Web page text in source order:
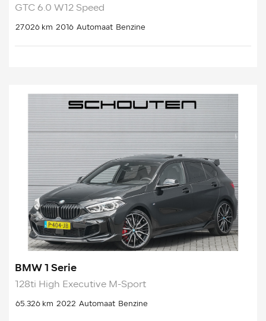
GTC 6.0 W12 Speed
27.026 km 2016 Automaat Benzine
BMW 1 Serie
128ti High Executive M-Sport
65.326 km 2022 Automaat Benzine